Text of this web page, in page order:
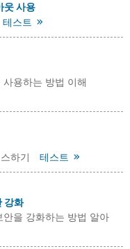
웃 사용
테스트
용하는 방법 이해
하기
테스트
강화
을 강화하는 방법 알아